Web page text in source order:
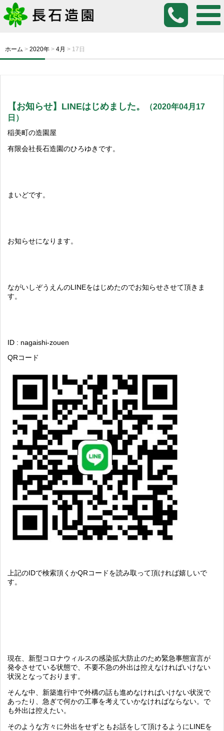
ホーム > 2020年 > 4月 > 17日
【お知らせ】LINEはじめました。
（2020年04月17
日）
稲美町の造園屋
有限会社長石造園のひろゆきです。
まいどです。
お知らせになります。
ながいしぞうえんのLINEをはじめたのでお知らせさせて頂きま
す。
ID : nagaishi-zouen
QRコード
上記のIDで検索頂くかQRコードを読み取って頂ければ嬉しいで
す。
現在、新型コロナウィルスの感染拡大防止のため緊急事態宣言が
発令させている状態で、不要不急の外出は控えなければいけない
状況となっております。
そんな中、新築進行中で外構の話も進めなければいけない状況で
あったり、急ぎで何かの工事を考えていかなければならない。で
も外出は控えたい。
そのような方々に外出をせずともお話をして頂けるようにLINEを